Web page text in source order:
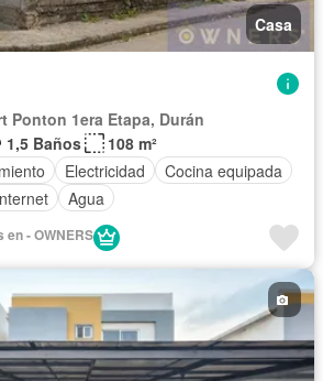
Casa
Ponton 1era Etapa, Durán
1,5 Baños
108 m²
Electricidad
Cocina equipada
Agua
en - OWNERS